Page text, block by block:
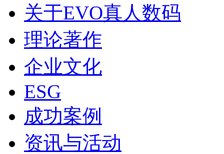
关于EVO真人数码
理论著作
企业文化
ESG
成功案例
资讯与活动